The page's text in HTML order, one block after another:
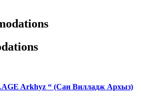
Arkhyz “ (Сан Вилладж Архыз)